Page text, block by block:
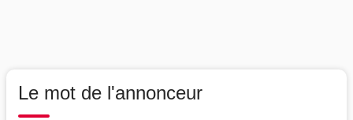
Le mot de l'annonceur